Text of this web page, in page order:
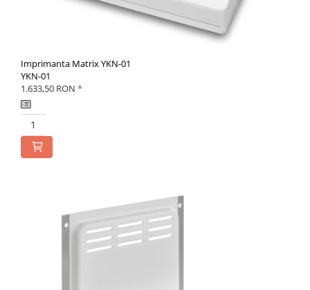
Imprimanta Matrix YKN-01
YKN-01
1.633,50 RON *